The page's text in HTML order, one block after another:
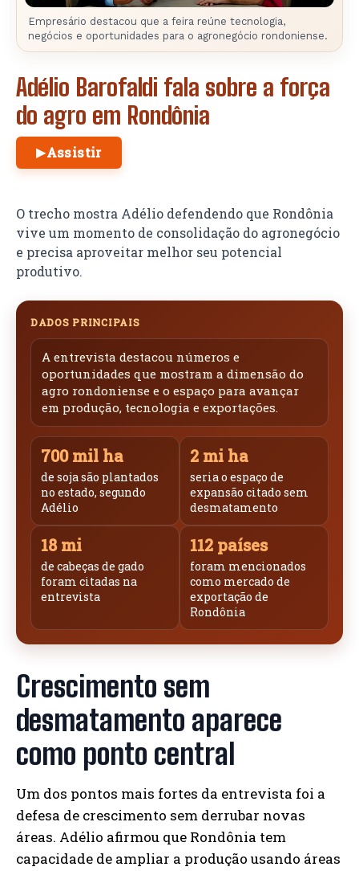
Empresário destacou que a feira reúne tecnologia,
negócios e oportunidades para o agronegócio rondoniense.
Adélio Barofaldi fala sobre a força
do agro em Rondônia
▶Assistir
O trecho mostra Adélio defendendo que Rondônia
vive um momento de consolidação do agronegócio
e precisa aproveitar melhor seu potencial
produtivo.
DADOS PRINCIPAIS
A entrevista destacou números e
oportunidades que mostram a dimensão do
agro rondoniense e o espaço para avançar
em produção, tecnologia e exportações.
700 mil ha
de soja são plantados
no estado, segundo
Adélio
2 mi ha
seria o espaço de
expansão citado sem
desmatamento
18 mi
de cabeças de gado
foram citadas na
entrevista
112 países
foram mencionados
como mercado de
exportação de
Rondônia
Crescimento sem
desmatamento aparece
como ponto central
Um dos pontos mais fortes da entrevista foi a
defesa de crescimento sem derrubar novas
áreas. Adélio afirmou que Rondônia tem
capacidade de ampliar a produção usando áreas